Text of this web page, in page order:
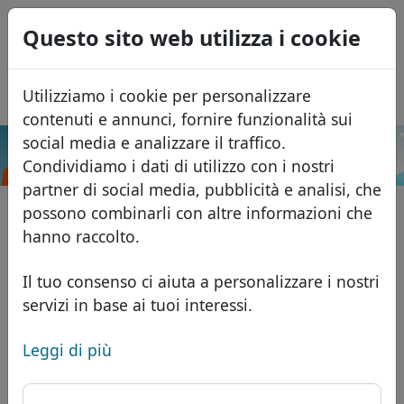
Questo sito web utilizza i cookie
Utilizziamo i cookie per personalizzare
contenuti e annunci, fornire funzionalità sui
social media e analizzare il traffico.
Condividiamo i dati di utilizzo con i nostri
partner di social media, pubblicità e analisi, che
possono combinarli con altre informazioni che
hanno raccolto.
Il tuo consenso ci aiuta a personalizzare i nostri
servizi in base ai tuoi interessi.
Leggi di più
Domini
Database dei domini
Domini africani
Domini asiatici
Domini europei
Domini del Medio Oriente
Domini nordamericani
Listino prezzi
Sconti
Trasferisci
Cerca
Servizi
ID Protect
Hosting DNS
WHOIS
USD
EUR
GBP
Español
Français
Português
Română
Eesti
.net.cn